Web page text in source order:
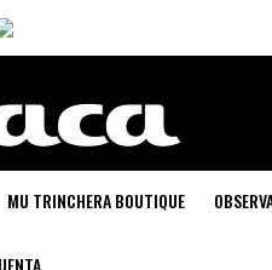
MU TRINCHERA BOUTIQUE